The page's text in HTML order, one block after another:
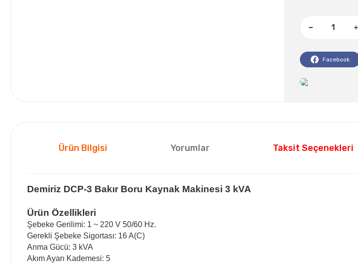
Facebook
Ürün Bilgisi Yorumlar Taksit Seçenekleri
Demiriz DCP-3 Bakır Boru Kaynak Makinesi 3 kVA
Ürün Özellikleri
Şebeke Gerilimi: 1 ~ 220 V 50/60 Hz.
Gerekli Şebeke Sigortası: 16 A(C)
Anma Gücü: 3 kVA
Akım Ayarı Kademesi: 5